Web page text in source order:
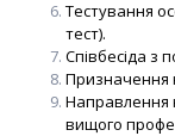
Тестування
тест).
Співбесіда з
Призначення
Направлення
вищого